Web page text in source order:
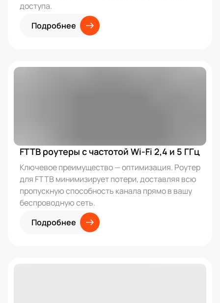
доступа.
Подробнее
FTTB роутеры с частотой Wi-Fi 2,4 и 5 ГГц
Ключевое преимущество — оптимизация. Роутер
для FTTB минимизирует потери, доставляя всю
пропускную способность канала прямо в вашу
беспроводную сеть.
Подробнее